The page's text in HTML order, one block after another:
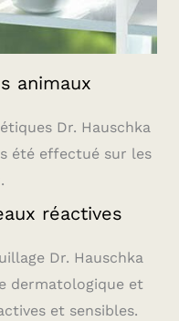
animaux
Dr. Hauschka
été effectué sur les
réactives
Dr. Hauschka
dermatologique et
et sensibles.